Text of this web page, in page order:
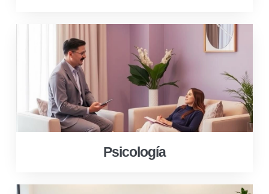
Psicología